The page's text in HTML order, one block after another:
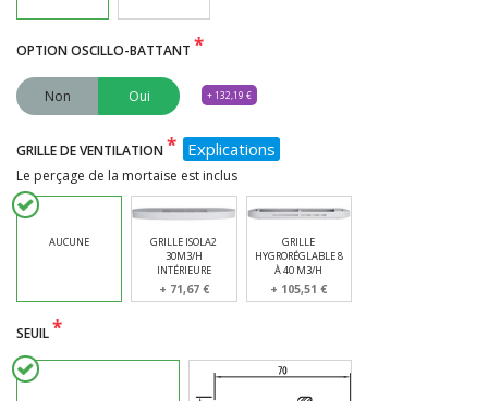
OPTION OSCILLO-BATTANT *
Non Oui + 132,19 €
GRILLE DE VENTILATION* Explications
Le perçage de la mortaise est inclus
AUCUNE
GRILLE ISOLA2
30M3/H
INTÉRIEURE
+ 71,67 €
GRILLE
HYGRORÉGLABLE 8
À 40 M3/H
+ 105,51 €
SEUIL*